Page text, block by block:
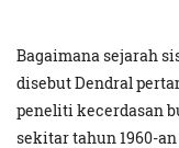
Bagaimana sejarah
disebut Dendral
peneliti kecerdasan
sekitar tahun 1960-